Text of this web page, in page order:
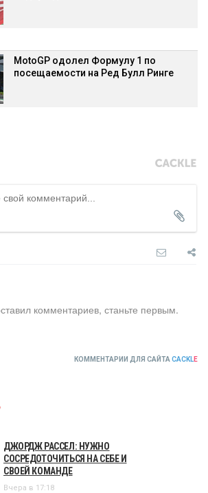
MotoGP одолел Формулу 1 по
посещаемости на Ред Булл Ринге
комментариев, станьте первым.
КОММЕНТАРИИ ДЛЯ САЙТА CACKLE
ДЖОРДЖ РАССЕЛ: НУЖНО
СОСРЕДОТОЧИТЬСЯ НА СЕБЕ И
СВОЕЙ КОМАНДЕ
Вчера в 17:18